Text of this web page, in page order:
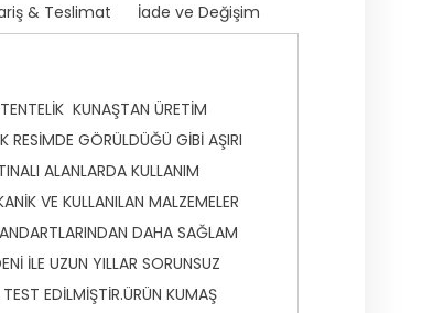
& Teslimat İade ve Değişim
KUNAŞTAN ÜRETİM
RESİMDE GÖRÜLDÜĞÜ GİBİ AŞIRI
ALANLARDA KULLANIM
VE KULLANILAN MALZEMELER
DAHA SAĞLAM
İLE UZUN YILLAR SORUNSUZ
EDİLMİŞTİR.ÜRÜN KUMAŞ